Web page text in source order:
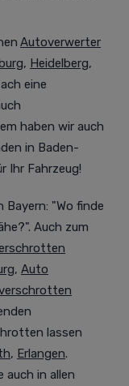
Autoverwerter
, Heidelberg,
eine
haben wir auch
in Baden-
Ihr Fahrzeug!
Bayern: "Wo finde
Auch zum
, Auto
lassen
, Erlangen.
auch in allen